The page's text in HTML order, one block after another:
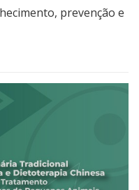
prevenção e